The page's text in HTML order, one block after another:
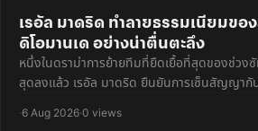
เรอัล มาดริด ทำลายธรรมเนียมขอ
ดิโอมานเด อย่างน่าตื่นตะลึง
หนึ่งในดราม่าการย้ายทีมที่ยืดเยื้อที่สุดของช่วง
สุดลงแล้ว เรอัล มาดริด ยืนยันการเซ็นสัญญากั
·6 Aug 2026·0 views